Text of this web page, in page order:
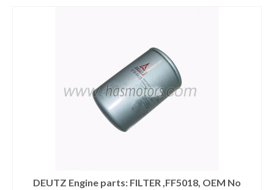
DEUTZ Engine parts: FILTER ,FF5018, OEM No